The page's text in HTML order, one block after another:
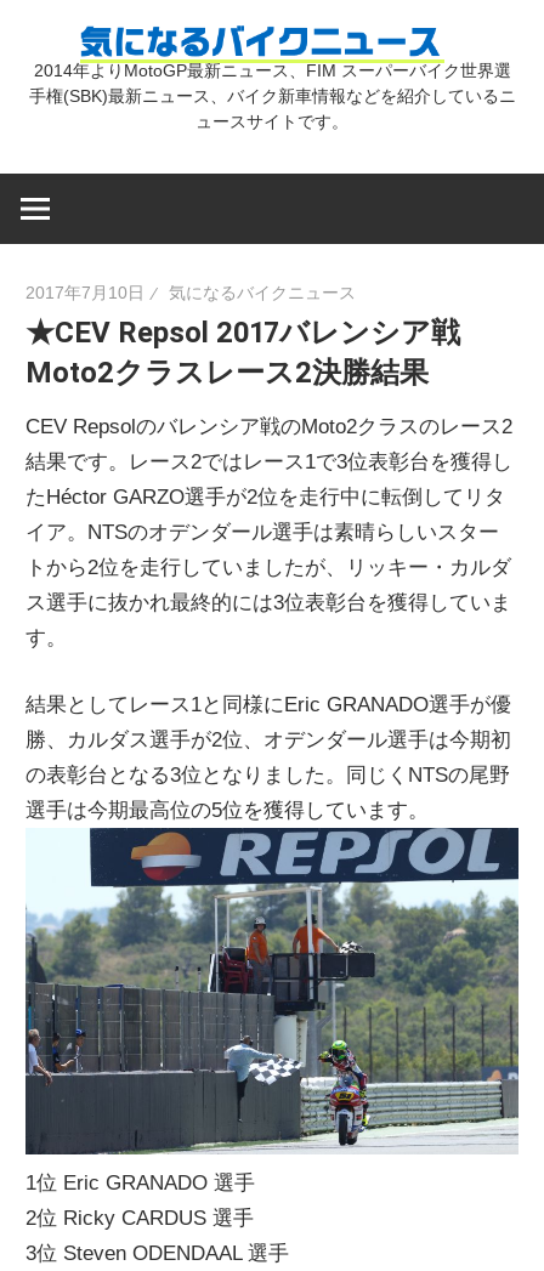
気
イ
ク
ニ
ー
ス
2014年よりMotoGP最新ニュース、FIM スーパーバイク世界選
手権(SBK)最新ニュース、バイク新車情報などを紹介しているニ
ュースサイトです。
2017年7月10日 気になるバイクニュース
★CEV Repsol 2017バレンシア戦
Moto2クラスレース2決勝結果
CEV Repsolのバレンシア戦のMoto2クラスのレース2
結果です。レース2ではレース1で3位表彰台を獲得し
たHéctor GARZO選手が2位を走行中に転倒してリタ
イア。NTSのオデンダール選手は素晴らしいスター
トから2位を走行していましたが、リッキー・カルダ
ス選手に抜かれ最終的には3位表彰台を獲得していま
す。
結果としてレース1と同様にEric GRANADO選手が優
勝、カルダス選手が2位、オデンダール選手は今期初
の表彰台となる3位となりました。同じくNTSの尾野
選手は今期最高位の5位を獲得しています。
1位 Eric GRANADO 選手
2位 Ricky CARDUS 選手
3位 Steven ODENDAAL 選手